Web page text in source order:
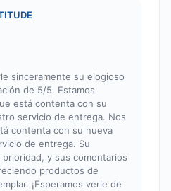
sinceramente su elogioso
de 5/5. Estamos
está contenta con su
servicio de entrega. Nos
contenta con su nueva
de entrega. Su
y sus comentarios
productos de
¡Esperamos verle de